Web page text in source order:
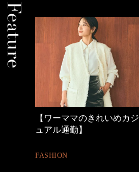
【ワーママのきれいめカジ
ュアル通勤】
FASHION